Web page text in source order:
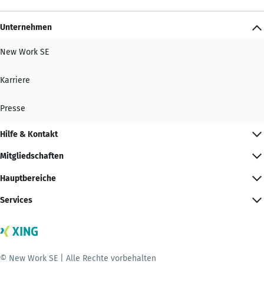
Unternehmen
New Work SE
Karriere
Presse
Hilfe & Kontakt
Mitgliedschaften
Hauptbereiche
Services
© New Work SE | Alle Rechte vorbehalten